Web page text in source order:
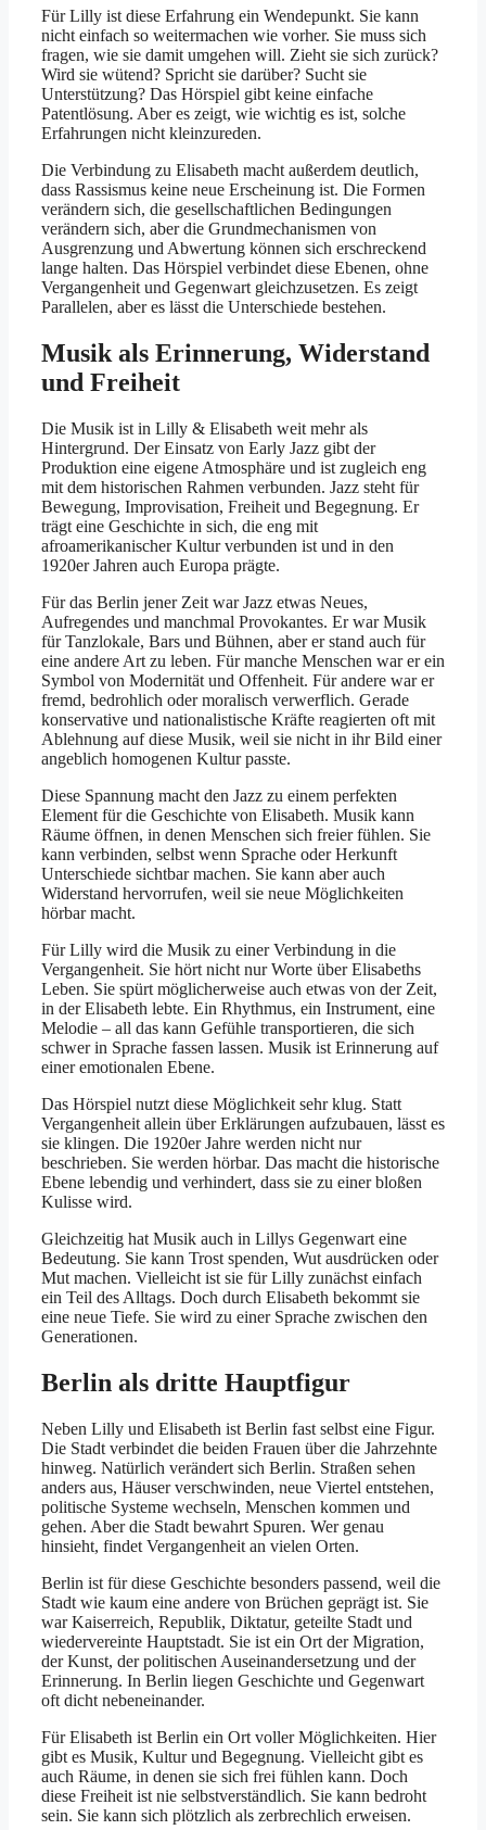
Für Lilly ist diese Erfahrung ein Wendepunkt. Sie kann
nicht einfach so weitermachen wie vorher. Sie muss sich
fragen, wie sie damit umgehen will. Zieht sie sich zurück?
Wird sie wütend? Spricht sie darüber? Sucht sie
Unterstützung? Das Hörspiel gibt keine einfache
Patentlösung. Aber es zeigt, wie wichtig es ist, solche
Erfahrungen nicht kleinzureden.
Die Verbindung zu Elisabeth macht außerdem deutlich,
dass Rassismus keine neue Erscheinung ist. Die Formen
verändern sich, die gesellschaftlichen Bedingungen
verändern sich, aber die Grundmechanismen von
Ausgrenzung und Abwertung können sich erschreckend
lange halten. Das Hörspiel verbindet diese Ebenen, ohne
Vergangenheit und Gegenwart gleichzusetzen. Es zeigt
Parallelen, aber es lässt die Unterschiede bestehen.
Musik als Erinnerung, Widerstand
und Freiheit
Die Musik ist in Lilly & Elisabeth weit mehr als
Hintergrund. Der Einsatz von Early Jazz gibt der
Produktion eine eigene Atmosphäre und ist zugleich eng
mit dem historischen Rahmen verbunden. Jazz steht für
Bewegung, Improvisation, Freiheit und Begegnung. Er
trägt eine Geschichte in sich, die eng mit
afroamerikanischer Kultur verbunden ist und in den
1920er Jahren auch Europa prägte.
Für das Berlin jener Zeit war Jazz etwas Neues,
Aufregendes und manchmal Provokantes. Er war Musik
für Tanzlokale, Bars und Bühnen, aber er stand auch für
eine andere Art zu leben. Für manche Menschen war er ein
Symbol von Modernität und Offenheit. Für andere war er
fremd, bedrohlich oder moralisch verwerflich. Gerade
konservative und nationalistische Kräfte reagierten oft mit
Ablehnung auf diese Musik, weil sie nicht in ihr Bild einer
angeblich homogenen Kultur passte.
Diese Spannung macht den Jazz zu einem perfekten
Element für die Geschichte von Elisabeth. Musik kann
Räume öffnen, in denen Menschen sich freier fühlen. Sie
kann verbinden, selbst wenn Sprache oder Herkunft
Unterschiede sichtbar machen. Sie kann aber auch
Widerstand hervorrufen, weil sie neue Möglichkeiten
hörbar macht.
Für Lilly wird die Musik zu einer Verbindung in die
Vergangenheit. Sie hört nicht nur Worte über Elisabeths
Leben. Sie spürt möglicherweise auch etwas von der Zeit,
in der Elisabeth lebte. Ein Rhythmus, ein Instrument, eine
Melodie – all das kann Gefühle transportieren, die sich
schwer in Sprache fassen lassen. Musik ist Erinnerung auf
einer emotionalen Ebene.
Das Hörspiel nutzt diese Möglichkeit sehr klug. Statt
Vergangenheit allein über Erklärungen aufzubauen, lässt es
sie klingen. Die 1920er Jahre werden nicht nur
beschrieben. Sie werden hörbar. Das macht die historische
Ebene lebendig und verhindert, dass sie zu einer bloßen
Kulisse wird.
Gleichzeitig hat Musik auch in Lillys Gegenwart eine
Bedeutung. Sie kann Trost spenden, Wut ausdrücken oder
Mut machen. Vielleicht ist sie für Lilly zunächst einfach
ein Teil des Alltags. Doch durch Elisabeth bekommt sie
eine neue Tiefe. Sie wird zu einer Sprache zwischen den
Generationen.
Berlin als dritte Hauptfigur
Neben Lilly und Elisabeth ist Berlin fast selbst eine Figur.
Die Stadt verbindet die beiden Frauen über die Jahrzehnte
hinweg. Natürlich verändert sich Berlin. Straßen sehen
anders aus, Häuser verschwinden, neue Viertel entstehen,
politische Systeme wechseln, Menschen kommen und
gehen. Aber die Stadt bewahrt Spuren. Wer genau
hinsieht, findet Vergangenheit an vielen Orten.
Berlin ist für diese Geschichte besonders passend, weil die
Stadt wie kaum eine andere von Brüchen geprägt ist. Sie
war Kaiserreich, Republik, Diktatur, geteilte Stadt und
wiedervereinte Hauptstadt. Sie ist ein Ort der Migration,
der Kunst, der politischen Auseinandersetzung und der
Erinnerung. In Berlin liegen Geschichte und Gegenwart
oft dicht nebeneinander.
Für Elisabeth ist Berlin ein Ort voller Möglichkeiten. Hier
gibt es Musik, Kultur und Begegnung. Vielleicht gibt es
auch Räume, in denen sie sich frei fühlen kann. Doch
diese Freiheit ist nie selbstverständlich. Sie kann bedroht
sein. Sie kann sich plötzlich als zerbrechlich erweisen.